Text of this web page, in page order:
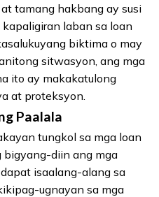
tamang hakbang ay susi
laban sa loan
biktima o may
sitwasyon, ang mga
ito ay makakatulong
at proteksyon.
Paalala
tungkol sa mga loan
bigyang-diin ang mga
isaalang-alang sa
ugnayan sa mga